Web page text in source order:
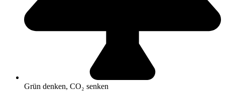
Grün denken, CO₂ senken